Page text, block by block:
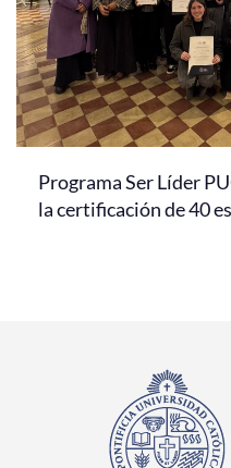
Programa Ser Líder
la certificación de 40